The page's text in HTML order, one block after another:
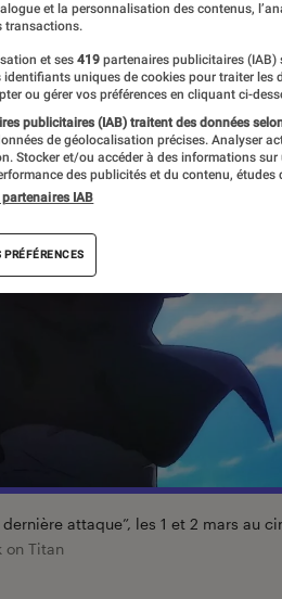
attaque”, les 1 et 2 mars au
on Titan
et la personnalisation des contenus,
transactions.
et ses 419 partenaires publicitaires
identifiants uniques de cookies pour traiter les
ou gérer vos préférences en cliquant ci-
publicitaires (IAB) traitent des données
de géolocalisation précises. Analyser
Stocker et/ou accéder à des informations
des publicités et du contenu, études
IAB
PRÉFÉRENCES